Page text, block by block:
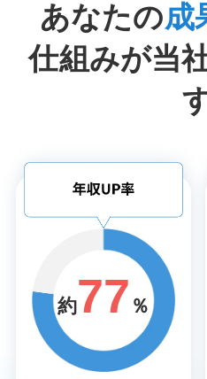
あなたの成
仕組みが当
約77 ％